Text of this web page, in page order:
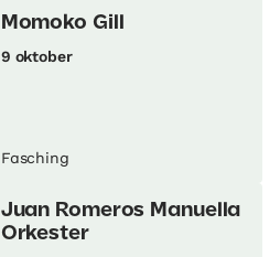
Momoko Gill
9 oktober
Fasching
Juan Romeros Manuella
Orkester